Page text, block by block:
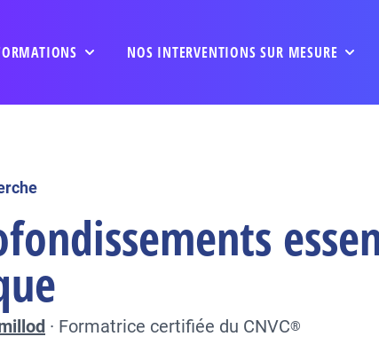
NOS INTERVENTIONS SUR MESURE
· Formatrice certifiée du CNVC®